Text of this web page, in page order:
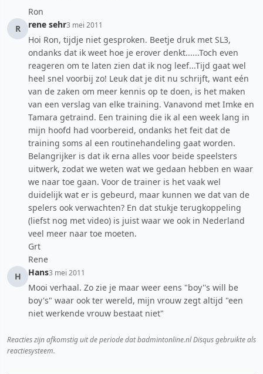
Ron
R
rene sehr3 mei 2011
Hoi Ron, tijdje niet gesproken. Beetje druk met SL3,
ondanks dat ik weet hoe je erover denkt......Toch even
reageren om te laten zien dat ik nog leef...Tijd gaat wel
heel snel voorbij zo! Leuk dat je dit nu schrijft, want eén
van de zaken om meer kennis op te doen, is het maken
van een verslag van elke training. Vanavond met Imke en
Tamara getraind. Een training die ik al een week lang in
mijn hoofd had voorbereid, ondanks het feit dat de
training soms al een routinehandeling gaat worden.
Belangrijker is dat ik erna alles voor beide speelsters
uitwerk, zodat we weten wat we gedaan hebben en waar
we naar toe gaan. Voor de trainer is het vaak wel
duidelijk wat er is gebeurd, maar kunnen we dat van de
spelers ook verwachten? En dat stukje terugkoppeling
(liefst nog met video) is juist waar we ook in Nederland
veel meer naar toe moeten.
Grt
Rene
H
Hans3 mei 2011
Mooi verhaal. Zo zie je maar weer eens "boy''s will be
boy's" waar ook ter wereld, mijn vrouw zegt altijd "een
niet werkende vrouw bestaat niet"
Reacties zijn afkomstig uit de periode dat badmintonline.nl Disqus gebruikte als
reactiesysteem.